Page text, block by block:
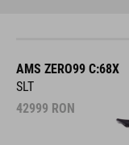
AMS ZERO99 C:68X
SLT
42999 RON